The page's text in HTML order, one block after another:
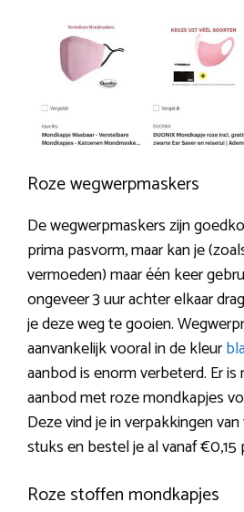
Roze wegwerpmaskers
De wegwerpmaskers zijn
prima pasvorm, maar kan je
vermoeden) maar één keer
ongeveer 3 uur achter elkaar
je deze weg te gooien.
aanvankelijk vooral in de kleur
aanbod is enorm verbeterd. Er
aanbod met roze mondkapjes
Deze vind je in verpakkingen
stuks en bestel je al vanaf €0,15
Roze stoffen mondkapjes